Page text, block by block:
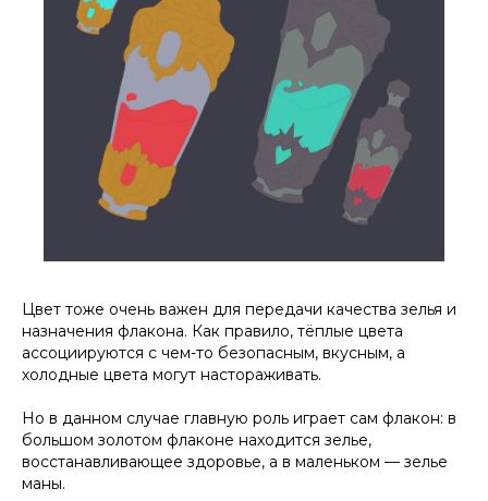
Цвет тоже очень важен для передачи качества зелья и
назначения флакона. Как правило, тёплые цвета
ассоциируются с чем-то безопасным, вкусным, а
холодные цвета могут настораживать.
Но в данном случае главную роль играет сам флакон: в
большом золотом флаконе находится зелье,
восстанавливающее здоровье, а в маленьком — зелье
маны.